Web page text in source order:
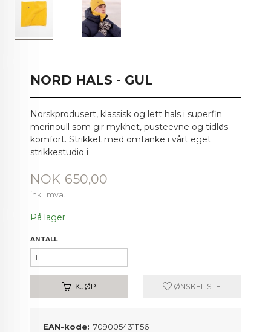
NORD HALS - GUL
Norskprodusert, klassisk og lett hals i superfin
merinoull som gir mykhet, pusteevne og tidløs
komfort. Strikket med omtanke i vårt eget
strikkestudio i
Pris
NOK 650,00
inkl. mva.
På lager
ANTALL
KJØP ØNSKELISTE
EAN-kode: 7090054311156